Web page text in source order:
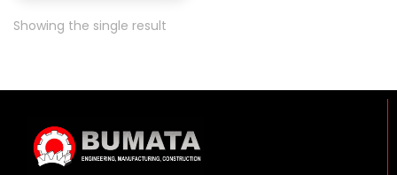
Showing the single result